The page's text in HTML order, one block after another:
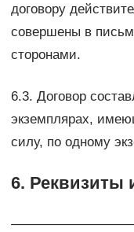
договору
совершены в
сторонами.
6.3. Договор
экземплярах,
силу, по одному
6. Реквизиты